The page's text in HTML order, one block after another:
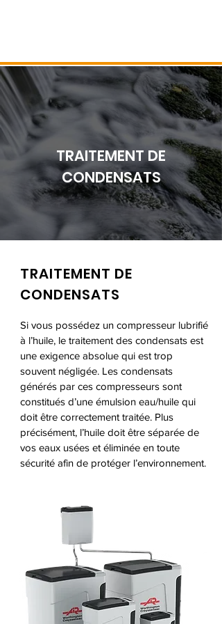
TRAITEMENT DE
CONDENSATS
TRAITEMENT DE
CONDENSATS
Si vous possédez un compresseur lubrifié
à l’huile, le traitement des condensats est
une exigence absolue qui est trop
souvent négligée. Les condensats
générés par ces compresseurs sont
constitués d’une émulsion eau/huile qui
doit être correctement traitée. Plus
précisément, l’huile doit être séparée de
vos eaux usées et éliminée en toute
sécurité afin de protéger l’environnement.